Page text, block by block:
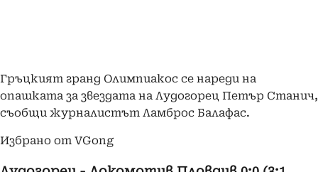
Гръцкият гранд Олимпиакос се нареди на
опашката за звездата на Лудогорец Петър Станич,
съобщи журналистът Ламброс Балафас.
Избрано от VGong